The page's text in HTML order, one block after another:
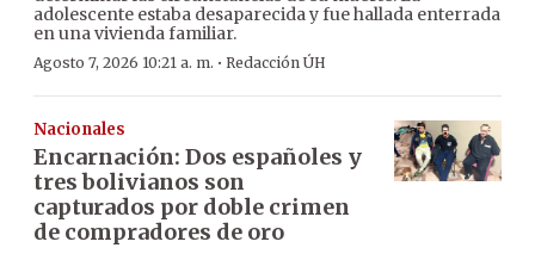
adolescente estaba desaparecida y fue hallada enterrada
en una vivienda familiar.
Agosto 7, 2026 10:21 a. m. · Redacción ÚH
Nacionales
Encarnación: Dos españoles y
tres bolivianos son
capturados por doble crimen
de compradores de oro